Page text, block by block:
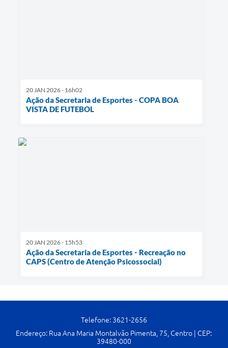
20 JAN 2026 - 16h02
Ação da Secretaria de Esportes - COPA BOA
VISTA DE FUTEBOL
20 JAN 2026 - 15h53
Ação da Secretaria de Esportes - Recreação no
CAPS (Centro de Atenção Psicossocial)
Telefone: 3621-2656
Endereço: Rua Ana Maria Montalvão Pimenta, 75, Centro | CEP:
39480-000